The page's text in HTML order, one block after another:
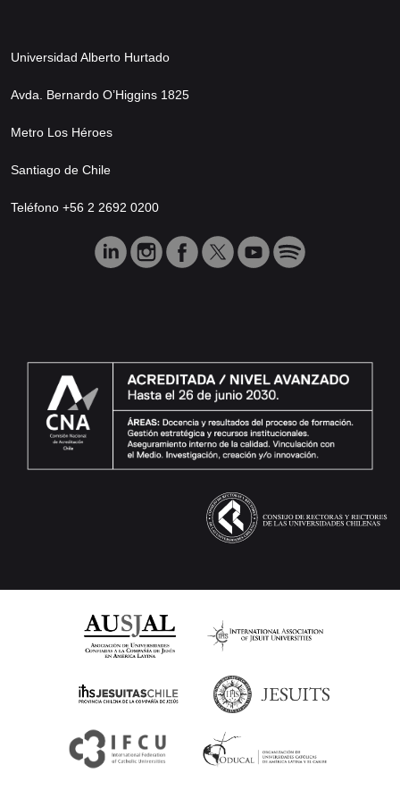
Universidad Alberto Hurtado
Avda. Bernardo O’Higgins 1825
Metro Los Héroes
Santiago de Chile
Teléfono +56 2 2692 0200